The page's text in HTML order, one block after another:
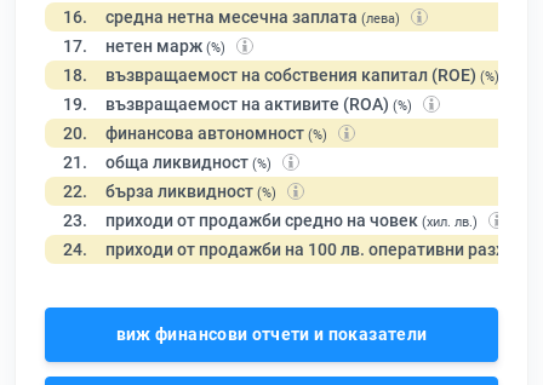
16. средна нетна месечна заплата (лева)
17. нетен марж (%)
18. възвращаемост на собствения капитал (ROE) (%)
19. възвращаемост на активите (ROA) (%)
20. финансова автономност (%)
21. обща ликвидност (%)
22. бърза ликвидност (%)
23. приходи от продажби средно на човек (хил. лв.)
24. приходи от продажби на 100 лв. оперативни разходи
виж финансови отчети и показатели